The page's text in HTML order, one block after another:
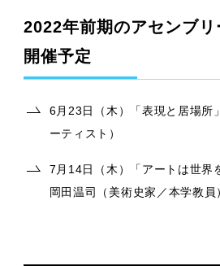
2022年前期のアセンブ
開催予定
6月23日（木）「表現と居場所
ーティスト）
7月14日（木）「アートは世界
岡田温司（美術史家／本学教員